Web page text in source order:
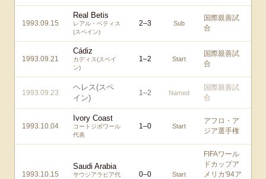
1993.09.15
Real Betis
レアル・ベティス
(スペイン)
2–3 Sub
国際親善試
合
1993.09.21
Cádiz
カディス(スペイ
ン)
1–2 Start
国際親善試
合
1993.09.23
ヘレス(スペ
イン)
1–2 Named
国際親善試
合
1993.10.04
Ivory Coast
コートジボワール
代表
1–0 Start
アフロ・ア
ジア選手権
1993.10.15
Saudi Arabia
サウジアラビア代
0–0 Start
FIFAワール
ドカップア
メリカ'94ア